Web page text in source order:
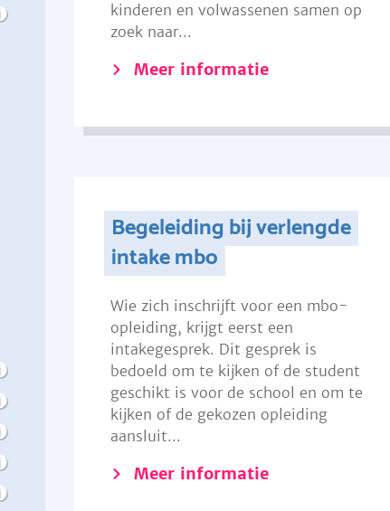
kinderen en volwassenen samen op
zoek naar...
Meer informatie
Begeleiding bij verlengde
intake mbo
Wie zich inschrijft voor een mbo-
opleiding, krijgt eerst een
intakegesprek. Dit gesprek is
bedoeld om te kijken of de student
geschikt is voor de school en om te
kijken of de gekozen opleiding
aansluit...
Meer informatie